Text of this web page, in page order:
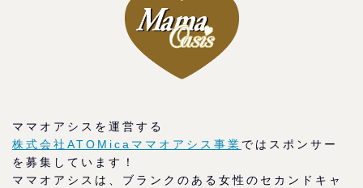
ママオアシスを運営する
株式会社ATOMicaママオアシス事業 ではスポンサー
を募集しています！
ママオアシスは、ブランクのある女性のセカンドキャ